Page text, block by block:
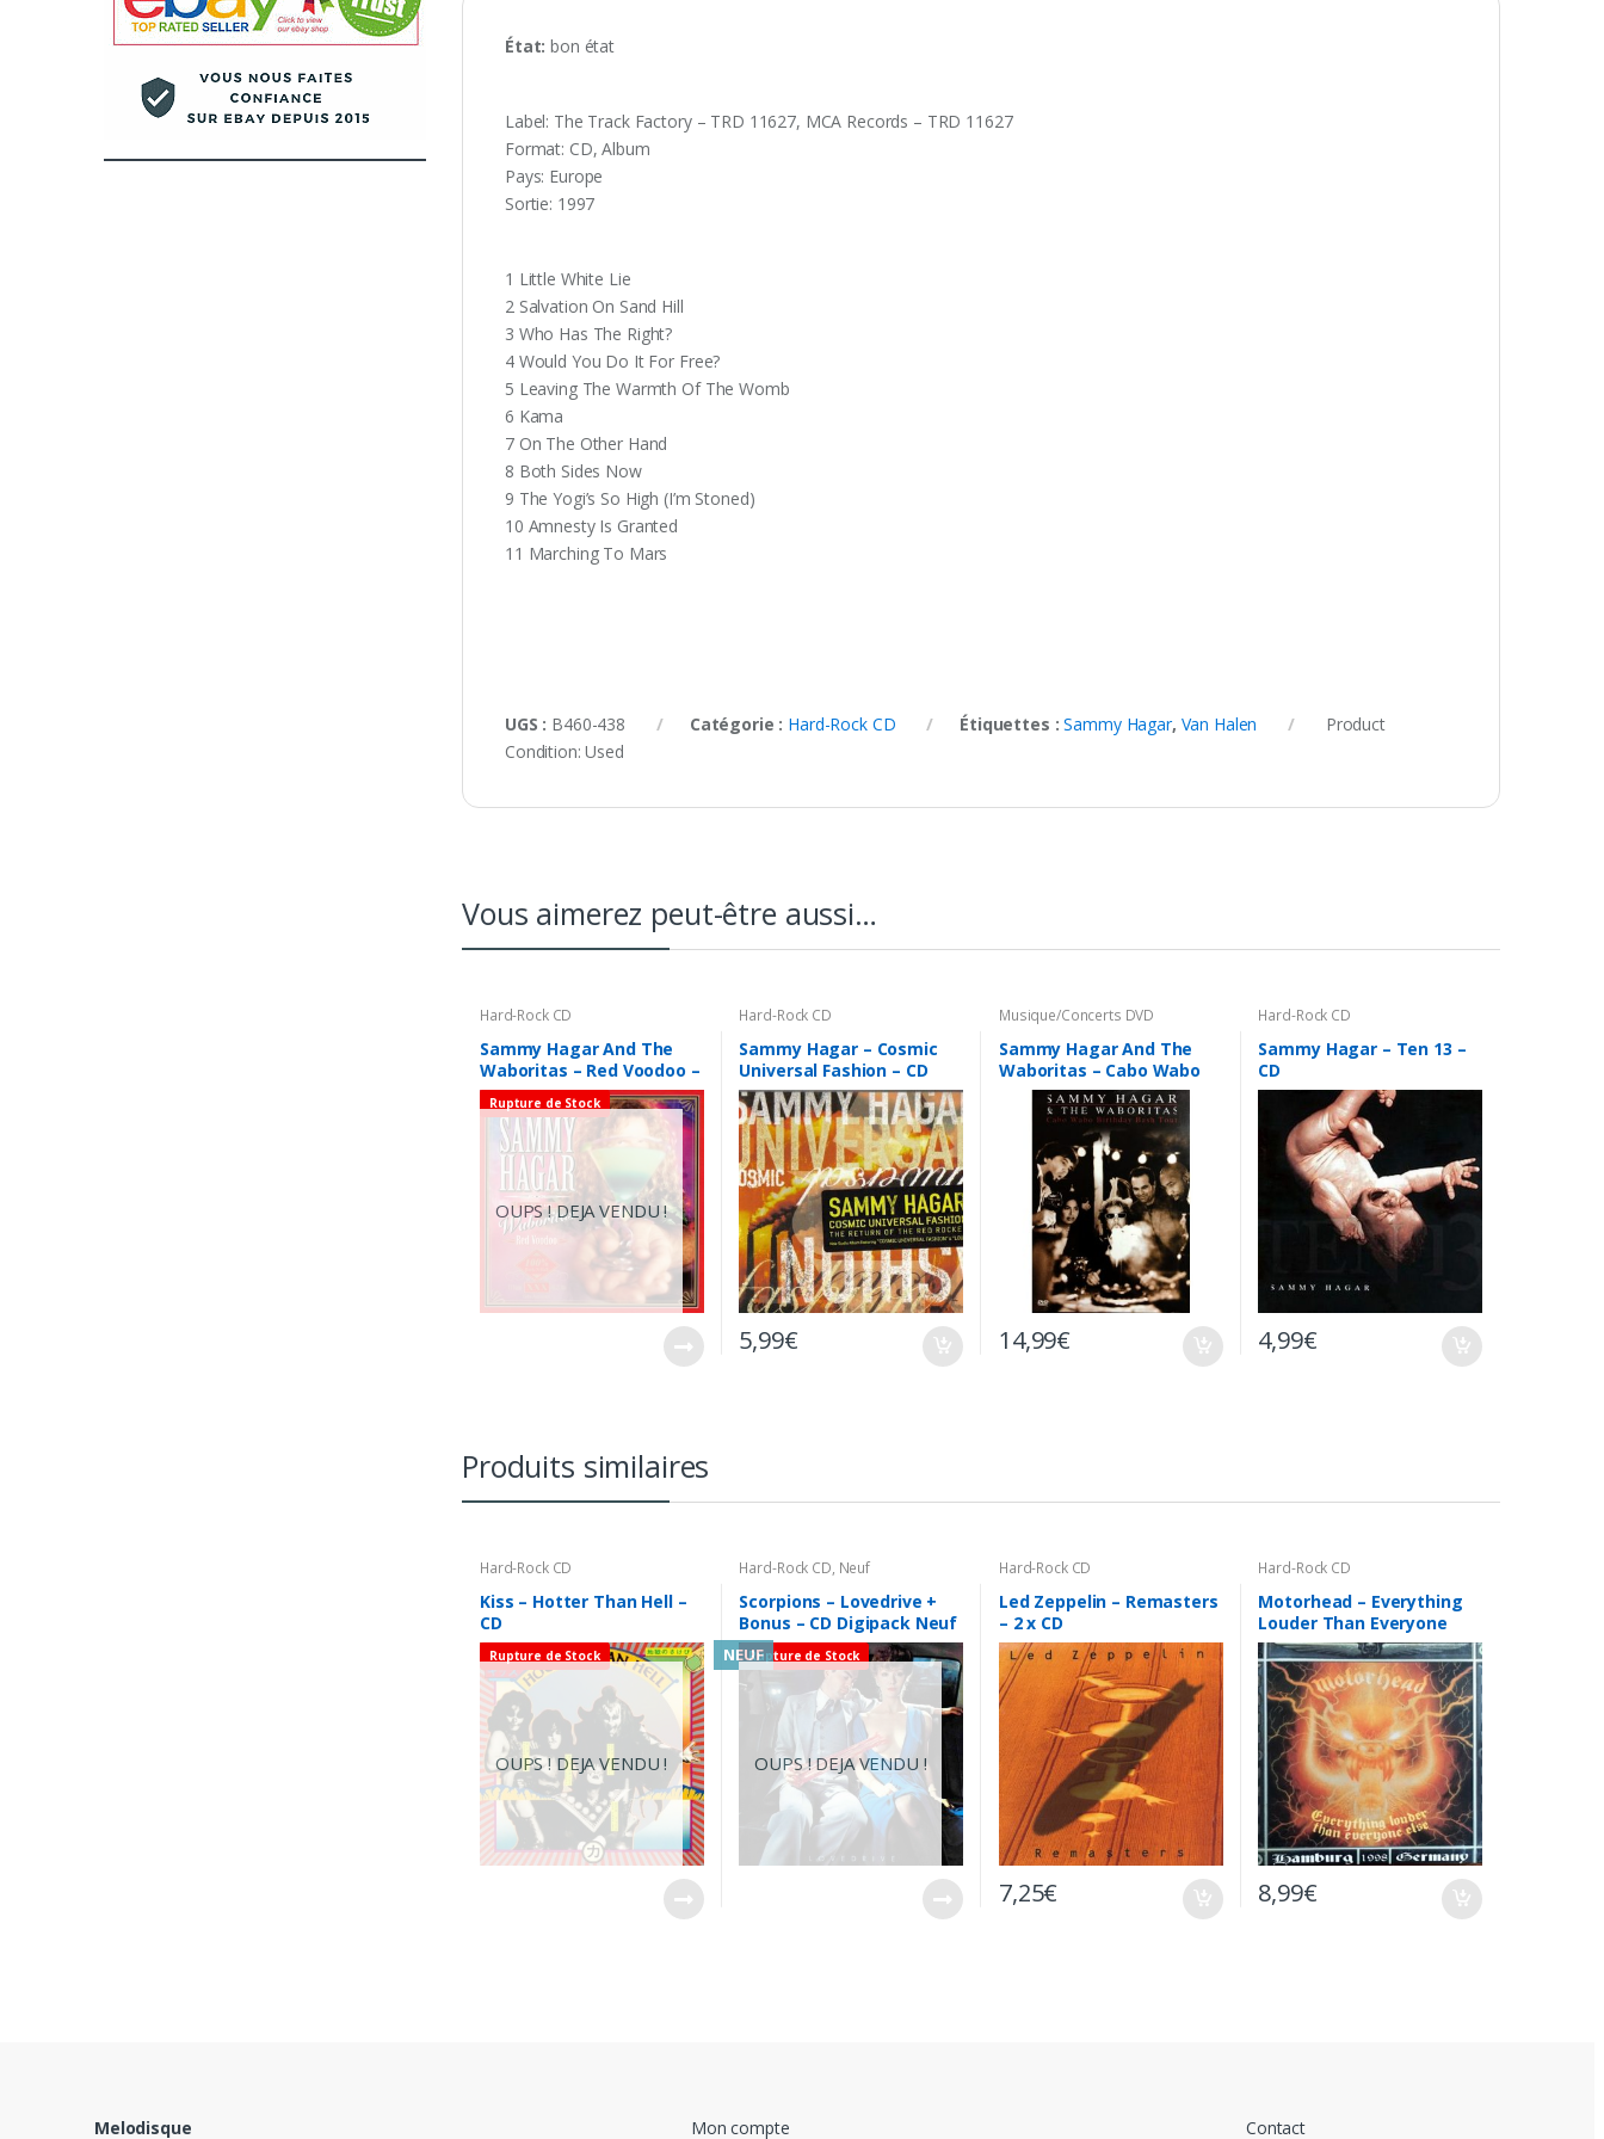
État: bon état
Label: The Track Factory – TRD 11627, MCA Records – TRD 11627
Format: CD, Album
Pays: Europe
Sortie: 1997
1 Little White Lie
2 Salvation On Sand Hill
3 Who Has The Right?
4 Would You Do It For Free?
5 Leaving The Warmth Of The Womb
6 Kama
7 On The Other Hand
8 Both Sides Now
9 The Yogi’s So High (I’m Stoned)
10 Amnesty Is Granted
11 Marching To Mars
UGS : B460-438 Catégorie : Hard-Rock CD Étiquettes :Sammy Hagar, Van Halen
Product
Condition:Used
Vous aimerez peut-être aussi…
Hard-Rock CD
Sammy Hagar And The
Waboritas – Red Voodoo –
CDRupture de Stock
OUPS ! DEJA VENDU !
Hard-Rock CD
Sammy Hagar – Cosmic
Universal Fashion – CD
Digisleeve
5,99€
Musique/Concerts DVD
Sammy Hagar And The
Waboritas – Cabo Wabo
Birthday Bash Tour – 2 x
14,99€
Hard-Rock CD
Sammy Hagar – Ten 13 –
CD
4,99€
Produits similaires
Hard-Rock CD
Kiss – Hotter Than Hell –
CD
Rupture de Stock
OUPS ! DEJA VENDU !
Hard-Rock CD, Neuf
Scorpions – Lovedrive +
Bonus – CD Digipack Neuf
sous Blister
Rupture de Stock
NEUF
OUPS ! DEJA VENDU !
Hard-Rock CD
Led Zeppelin – Remasters
– 2 x CD
7,25€
Hard-Rock CD
Motorhead – Everything
Louder Than Everyone
Else – 2 x CD
8,99€
Melodisque Mon compte Contact